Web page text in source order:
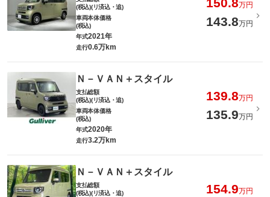
(税込)(リ済込・追)
万円
車両本体価格
(税込)
143.8万円
年式2021年
走行0.6万km
Ｎ－ＶＡＮ＋スタイル
支払総額
(税込)(リ済込・追)
139.8万円
車両本体価格
(税込)
135.9万円
年式2020年
走行3.2万km
Ｎ－ＶＡＮ＋スタイル
支払総額
(税込)(リ済込・追)
154.9万円